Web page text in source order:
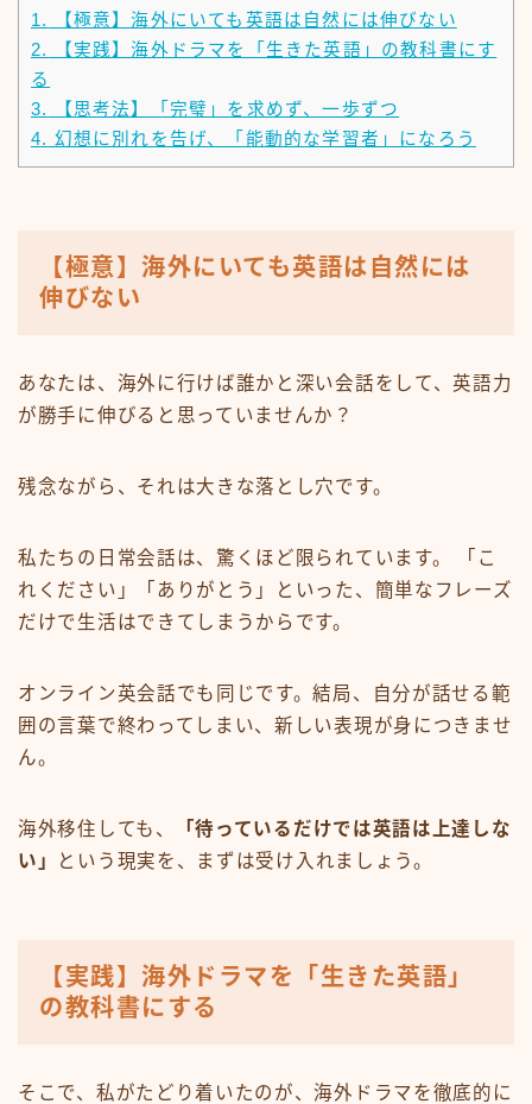
1.
【極意】海外にいても英語は自然には伸びない
2.
【実践】海外ドラマを「生きた英語」の教科書にす
る
3.
【思考法】「完璧」を求めず、一歩ずつ
4. 幻想に別れを告げ、「能動的な学習者」になろう
【極意】海外にいても英語は自然には
伸びない
あなたは、海外に行けば誰かと深い会話をして、英語力
が勝手に伸びると思っていませんか？
残念ながら、それは大きな落とし穴です。
私たちの日常会話は、驚くほど限られています。 「こ
れください」「ありがとう」といった、簡単なフレーズ
だけで生活はできてしまうからです。
オンライン英会話でも同じです。結局、自分が話せる範
囲の言葉で終わってしまい、新しい表現が身につきませ
ん。
海外移住しても、
「待っているだけでは英語は上達しな
い」
という現実を、まずは受け入れましょう。
【実践】海外ドラマを「生きた英語」
の教科書にする
そこで、私がたどり着いたのが、海外ドラマを徹底的に